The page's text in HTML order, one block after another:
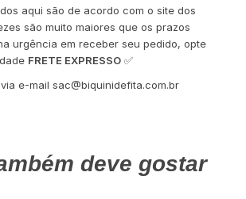
aqui são de acordo com o site dos
são muito maiores que os prazos
urgência em receber seu pedido, opte
FRETE EXPRESSO ✅
e-mail sac@biquinidefita.com.br
deve gostar